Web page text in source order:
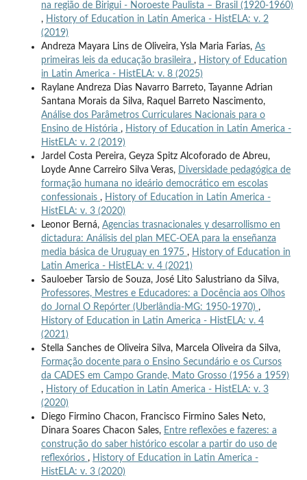
na região de Birigui - Noroeste Paulista – Brasil (1920-1960)
, History of Education in Latin America - HistELA: v. 2
(2019)
Andreza Mayara Lins de Oliveira, Ysla Maria Farias, As
primeiras leis da educação brasileira , History of Education
in Latin America - HistELA: v. 8 (2025)
Raylane Andreza Dias Navarro Barreto, Tayanne Adrian
Santana Morais da Silva, Raquel Barreto Nascimento,
Análise dos Parâmetros Curriculares Nacionais para o
Ensino de História , History of Education in Latin America -
HistELA: v. 2 (2019)
Jardel Costa Pereira, Geyza Spitz Alcoforado de Abreu,
Loyde Anne Carreiro Silva Veras, Diversidade pedagógica de
formação humana no ideário democrático em escolas
confessionais , History of Education in Latin America -
HistELA: v. 3 (2020)
Leonor Berná, Agencias trasnacionales y desarrollismo en
dictadura: Análisis del plan MEC-OEA para la enseñanza
media básica de Uruguay en 1975 , History of Education in
Latin America - HistELA: v. 4 (2021)
Sauloeber Tarsio de Souza, José Lito Salustriano da Silva,
Professores, Mestres e Educadores: a Docência aos Olhos
do Jornal O Repórter (Uberlândia-MG: 1950-1970) ,
History of Education in Latin America - HistELA: v. 4
(2021)
Stella Sanches de Oliveira Silva, Marcela Oliveira da Silva,
Formação docente para o Ensino Secundário e os Cursos
da CADES em Campo Grande, Mato Grosso (1956 a 1959)
, History of Education in Latin America - HistELA: v. 3
(2020)
Diego Firmino Chacon, Francisco Firmino Sales Neto,
Dinara Soares Chacon Sales, Entre reflexões e fazeres: a
construção do saber histórico escolar a partir do uso de
reflexórios , History of Education in Latin America -
HistELA: v. 3 (2020)